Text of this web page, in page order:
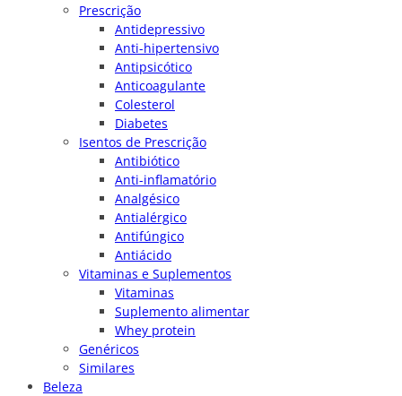
Prescrição
Antidepressivo
Anti-hipertensivo
Antipsicótico
Anticoagulante
Colesterol
Diabetes
Isentos de Prescrição
Antibiótico
Anti-inflamatório
Analgésico
Antialérgico
Antifúngico
Antiácido
Vitaminas e Suplementos
Vitaminas
Suplemento alimentar
Whey protein
Genéricos
Similares
Beleza